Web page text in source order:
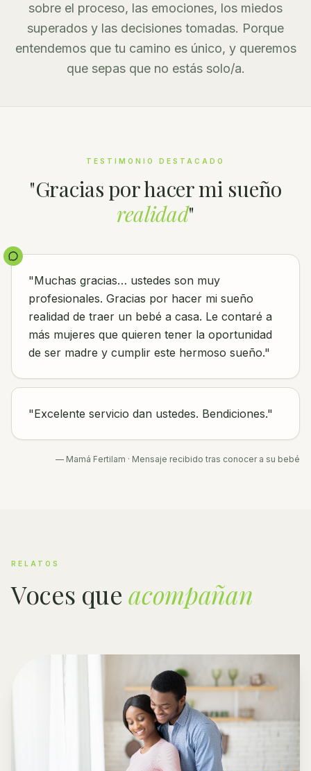
sobre el proceso, las emociones, los miedos
superados y las decisiones tomadas. Porque
entendemos que tu camino es único, y queremos
que sepas que no estás solo/a.
TESTIMONIO DESTACADO
"Gracias por hacer mi sueño
realidad"
"Muchas gracias… ustedes son muy
profesionales. Gracias por hacer mi sueño
realidad de traer un bebé a casa. Le contaré a
más mujeres que quieren tener la oportunidad
de ser madre y cumplir este hermoso sueño."
"Excelente servicio dan ustedes. Bendiciones."
— Mamá Fertilam · Mensaje recibido tras conocer a su bebé
RELATOS
Voces que acompañan